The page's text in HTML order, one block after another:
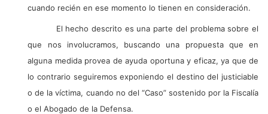
cuando recién en ese momento lo tienen en consideración.
El hecho descrito es una parte del problema sobre el
que nos involucramos, buscando una propuesta que en
alguna medida provea de ayuda oportuna y eficaz, ya que de
lo contrario seguiremos exponiendo el destino del justiciable
o de la víctima, cuando no del “Caso” sostenido por la Fiscalía
o el Abogado de la Defensa.